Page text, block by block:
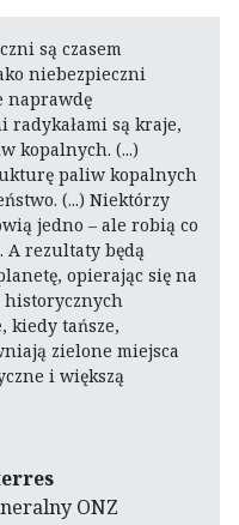
są czasem
niebezpieczni
naprawdę
radykałami są kraje,
kopalnych. (...)
paliw kopalnych
(...) Niektórzy
jedno – ale robią co
A rezultaty będą
opierając się na
kiedy tańsze,
zielone miejsca
i większą
ONZ